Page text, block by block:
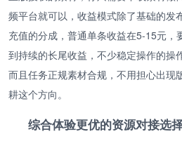
频平台就可以，收益模式除了基础的发
充值的分成，普通单条收益在5-15元，
到持续的长尾收益，不少稳定操作的操
而且任务正规素材合规，不用担心出现
耕这个方向。
综合体验更优的资源对接选